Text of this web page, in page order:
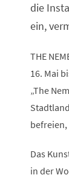
die
ein,
THE
16. Mai
„The
befreien,
Das
in der